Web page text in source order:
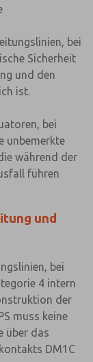
bei
Sicherheit
und den
ist.
bei
unbemerkte
während der
führen
und
bei
4 intern
der
muss keine
über das
DM1C